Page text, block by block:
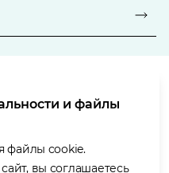
данных
и файлы
файлы cookie.
вы соглашаетесь